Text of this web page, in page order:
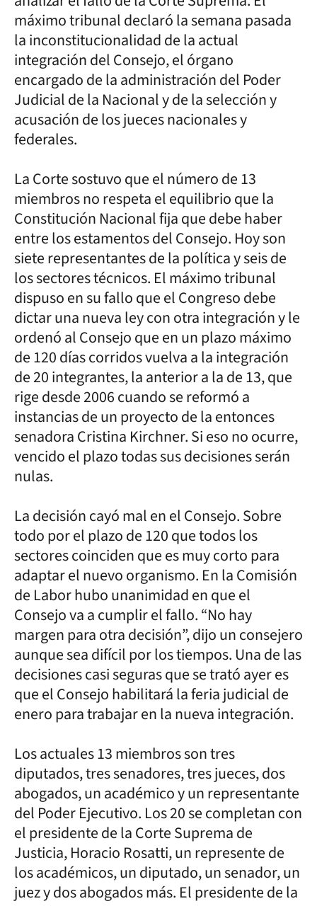
máximo tribunal declaró la semana pasada
la inconstitucionalidad de la actual
integración del Consejo, el órgano
encargado de la administración del Poder
Judicial de la Nacional y de la selección y
acusación de los jueces nacionales y
federales.
La Corte sostuvo que el número de 13
miembros no respeta el equilibrio que la
Constitución Nacional fija que debe haber
entre los estamentos del Consejo. Hoy son
siete representantes de la política y seis de
los sectores técnicos. El máximo tribunal
dispuso en su fallo que el Congreso debe
dictar una nueva ley con otra integración y le
ordenó al Consejo que en un plazo máximo
de 120 días corridos vuelva a la integración
de 20 integrantes, la anterior a la de 13, que
rige desde 2006 cuando se reformó a
instancias de un proyecto de la entonces
senadora Cristina Kirchner. Si eso no ocurre,
vencido el plazo todas sus decisiones serán
nulas.
La decisión cayó mal en el Consejo. Sobre
todo por el plazo de 120 que todos los
sectores coinciden que es muy corto para
adaptar el nuevo organismo. En la Comisión
de Labor hubo unanimidad en que el
Consejo va a cumplir el fallo. “No hay
margen para otra decisión”, dijo un consejero
aunque sea difícil por los tiempos. Una de las
decisiones casi seguras que se trató ayer es
que el Consejo habilitará la feria judicial de
enero para trabajar en la nueva integración.
Los actuales 13 miembros son tres
diputados, tres senadores, tres jueces, dos
abogados, un académico y un representante
del Poder Ejecutivo. Los 20 se completan con
el presidente de la Corte Suprema de
Justicia, Horacio Rosatti, un represente de
los académicos, un diputado, un senador, un
juez y dos abogados más. El presidente de la